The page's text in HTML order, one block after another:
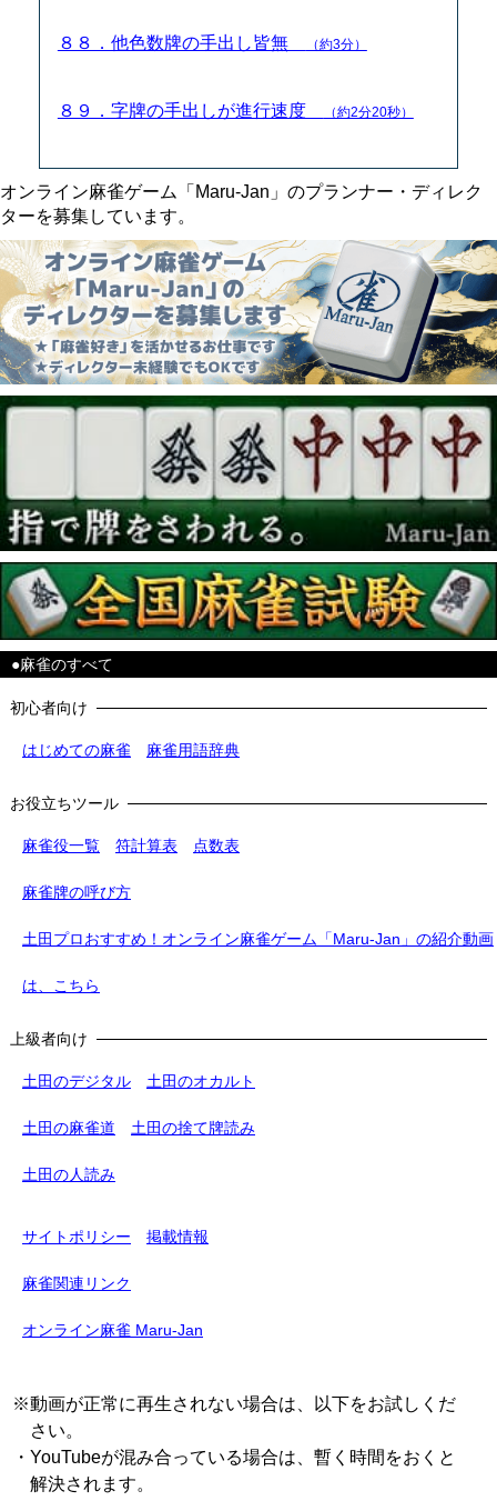
８８．他色数牌の手出し皆無 （約3分）
８９．字牌の手出しが進行速度 （約2分20秒）
オンライン麻雀ゲーム「Maru-Jan」のプランナー・ディレク
ターを募集しています。
●麻雀のすべて
初心者向け
はじめての麻雀 麻雀用語辞典
お役立ちツール
麻雀役一覧 符計算表 点数表
麻雀牌の呼び方
土田プロおすすめ！オンライン麻雀ゲーム「Maru-Jan」の紹介動画
は、こちら
上級者向け
土田のデジタル 土田のオカルト
土田の麻雀道 土田の捨て牌読み
土田の人読み
サイトポリシー 掲載情報
麻雀関連リンク
オンライン麻雀 Maru-Jan
※動画が正常に再生されない場合は、以下をお試しくだ
さい。
・YouTubeが混み合っている場合は、暫く時間をおくと
解決されます。